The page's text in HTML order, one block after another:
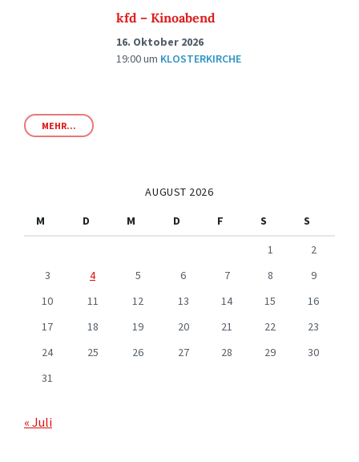
kfd – Kinoabend
16. Oktober 2026
19:00um KLOSTERKIRCHE
MEHR...
AUGUST 2026
M
D M D F S
S
1
2
3
4 5 6 7 8
9
10
11 12 13 14 15
16
17
18 19 20 21 22
23
24
25 26 27 28 29
30
31
« Juli